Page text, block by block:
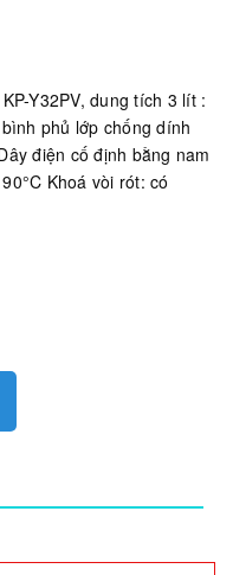
Y32PV, dung tích 3 lít :
phủ lớp chống dính
điện cố định bằng nam
Khoá vòi rót: có